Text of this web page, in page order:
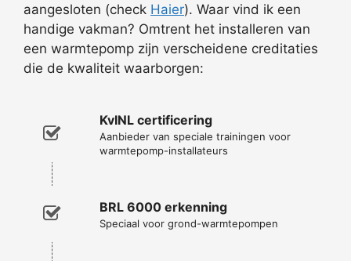
aangesloten (check Haier). Waar vind ik een
handige vakman? Omtrent het installeren van
een warmtepomp zijn verscheidene creditaties
die de kwaliteit waarborgen:
KvINL certificering
Aanbieder van speciale trainingen voor
warmtepomp-installateurs
BRL 6000 erkenning
Speciaal voor grond-warmtepompen